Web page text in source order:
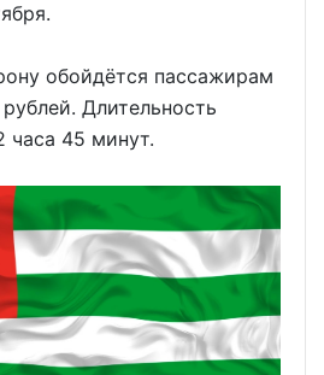
обойдётся пассажирам
Длительность
часа 45 минут.